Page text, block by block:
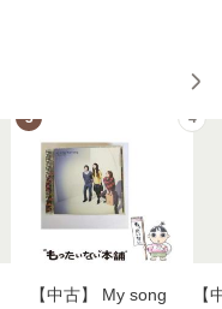
3
【中古】 My song
4
【